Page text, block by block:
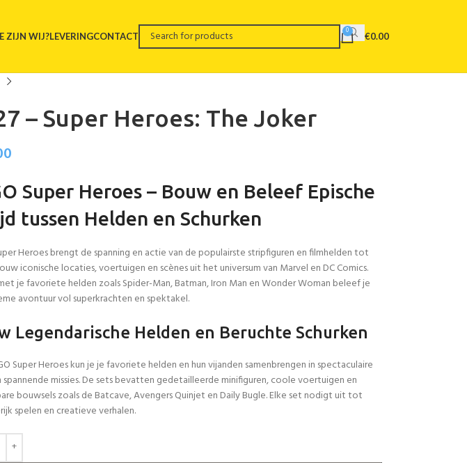
ZIJN WIJ?LEVERINGCONTACT 0 €0.00
– Super Heroes: The Joker
Super Heroes – Bouw en Beleef Epische
tussen Helden en Schurken
Heroes brengt de spanning en actie van de populairste stripfiguren en filmhelden tot
iconische locaties, voertuigen en scènes uit het universum van Marvel en DC Comics.
je favoriete helden zoals Spider-Man, Batman, Iron Man en Wonder Woman beleef je
avontuur vol superkrachten en spektakel.
Legendarische Helden en Beruchte Schurken
Super Heroes kun je je favoriete helden en hun vijanden samenbrengen in spectaculaire
spannende missies. De sets bevatten gedetailleerde minifiguren, coole voertuigen en
bouwsels zoals de Batcave, Avengers Quinjet en Daily Bugle. Elke set nodigt uit tot
spelen en creatieve verhalen.